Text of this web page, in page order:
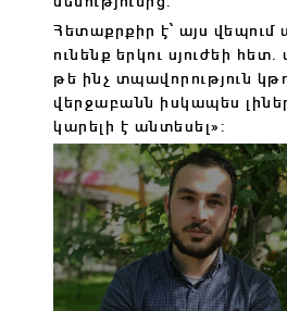
Հետաքրքիր է՝ այս վեպում
ունենք երկու սյուժեի
թե ինչ տպավորություն
վերջաբանն իսկապես
կարելի է անտեսել»: